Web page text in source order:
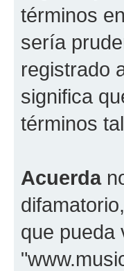
términos
sería
registrado
significa
términos
Acuerda
que pueda